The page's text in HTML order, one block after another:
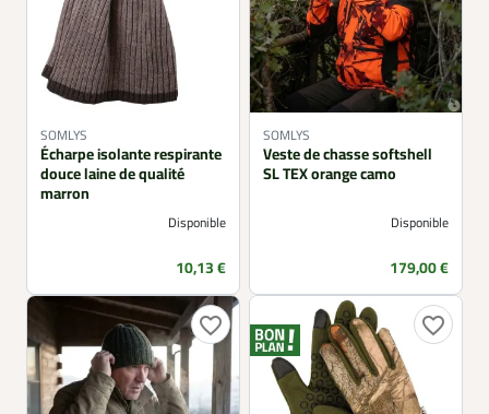
SOMLYS
Écharpe isolante respirante
douce laine de qualité
marron
Disponible
Prix
10,13 €
SOMLYS
Veste de chasse softshell
SL TEX orange camo
Disponible
Prix
179,00 €
favorite_border favorite_border